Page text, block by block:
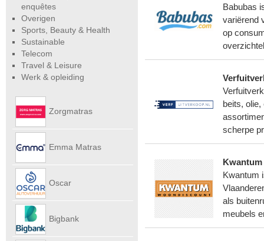
Babubas
variërend
op
beits,
scherpe
Kwantum
Kwantum
als
meubels
enquêtes
Overigen
Sports, Beauty & Health
Sustainable
Telecom
Travel & Leisure
Werk & opleiding
Zorgmatras
Emma Matras
Oscar
Bigbank